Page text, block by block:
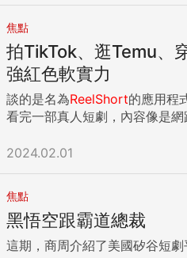
焦點
拍TikTok、逛Temu
強紅色軟實力
談的是名為ReelShort的應用程
看完一部真人短劇，內容像是
2024.02.01
焦點
黑悟空跟霸道總裁
這期，商周介紹了美國矽谷短劇